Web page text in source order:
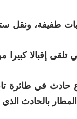
أصيبوا إصابات
إقبالا كبيرا من
حادث في طائرة
بالحادث